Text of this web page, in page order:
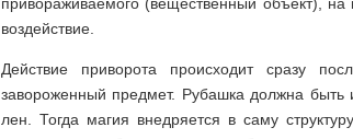
привораживаемого (вещественный объект),
воздействие.
Действие приворота происходит сразу
завороженный предмет. Рубашка должна быть
лен. Тогда магия внедряется в саму